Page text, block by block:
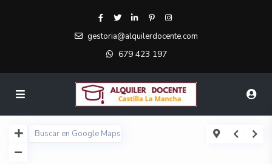
gestoria@alquilerdocente.com
679 423 197